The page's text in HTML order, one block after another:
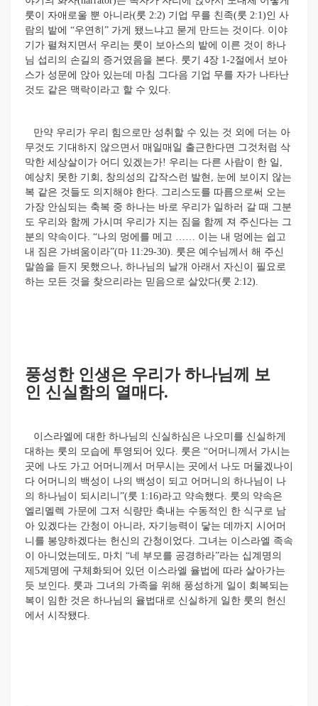
룻이 자애로울 뿐 아니라(룻 2:2) 기업 무를 친족(룻 2:1)인 사
람의 밭에 “우연히” 가게 됐느냐고 묻게 만드는 것이다. 이야
기가 펼쳐지면서 우리는 룻이 보아스의 밭에 이른 것이 하나
님 섭리의 손길의 증거였음을 본다. 룻기 4장 1-2절에서 보아
스가 성문에 앉아 있는데 마침 그다음 기업 무를 자가 나타난
것도 같은 맥락이라고 할 수 있다.
만약 우리가 우리 힘으로만 성취할 수 있는 것 외에 더는 아
무것도 기대하지 않으면서 매일매일 출근한다면 그것처럼 삭
막한 세상살이가 어디 있겠는가! 우리는 다른 사람이 한 일,
예상치 못한 기회, 창의성의 갑작스런 발현, 눈에 보이지 않는
복 같은 것들도 의지해야 한다. 그리스도를 따름으로써 오는
가장 안심되는 축복 중 하나는 바로 우리가 일하러 갈 때 그분
도 우리와 함께 가시며 우리가 지는 짐을 함께 져 주신다는 그
분의 약속이다. “나의 멍에를 메고 …… 이는 내 멍에는 쉽고
내 짐은 가벼움이라”(마 11:29-30). 룻은 예수님께서 해 주신
말씀을 듣지 못했으나, 하나님의 날개 아래서 자신이 필요로
하는 모든 것을 찾으리라는 믿음으로 살았다(룻 2:12).
풍성한 인생은 우리가 하나님께 보
인 신실함의 열매다.
이스라엘에 대한 하나님의 신실하심은 나오미를 신실하게
대하는 룻의 모습에 투영되어 있다. 룻은 “어머니께서 가시는
곳에 나도 가고 어머니께서 머무시는 곳에서 나도 머물겠나이
다 어머니의 백성이 나의 백성이 되고 어머니의 하나님이 나
의 하나님이 되시리니”(룻 1:16)라고 약속했다. 룻의 약속은
엘리멜렉 가문에 그저 식량만 축내는 수동적인 한 식구로 남
아 있겠다는 간청이 아니라, 자기능력이 닿는 데까지 시어머
니를 봉양하겠다는 헌신의 간청이었다. 그녀는 이스라엘 족속
이 아니었는데도, 마치 “네 부모를 공경하라”라는 십계명의
제5계명에 구체화되어 있던 이스라엘 율법에 따라 살아가는
듯 보인다. 룻과 그녀의 가족을 위해 풍성하게 일이 회복되는
복이 임한 것은 하나님의 율법대로 신실하게 일한 룻의 헌신
에서 시작됐다.